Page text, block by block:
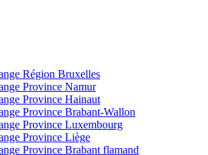
Région Bruxelles
Province Namur
Province Hainaut
Province Brabant-Wallon
Province Luxembourg
Province Liège
Province Brabant flamand